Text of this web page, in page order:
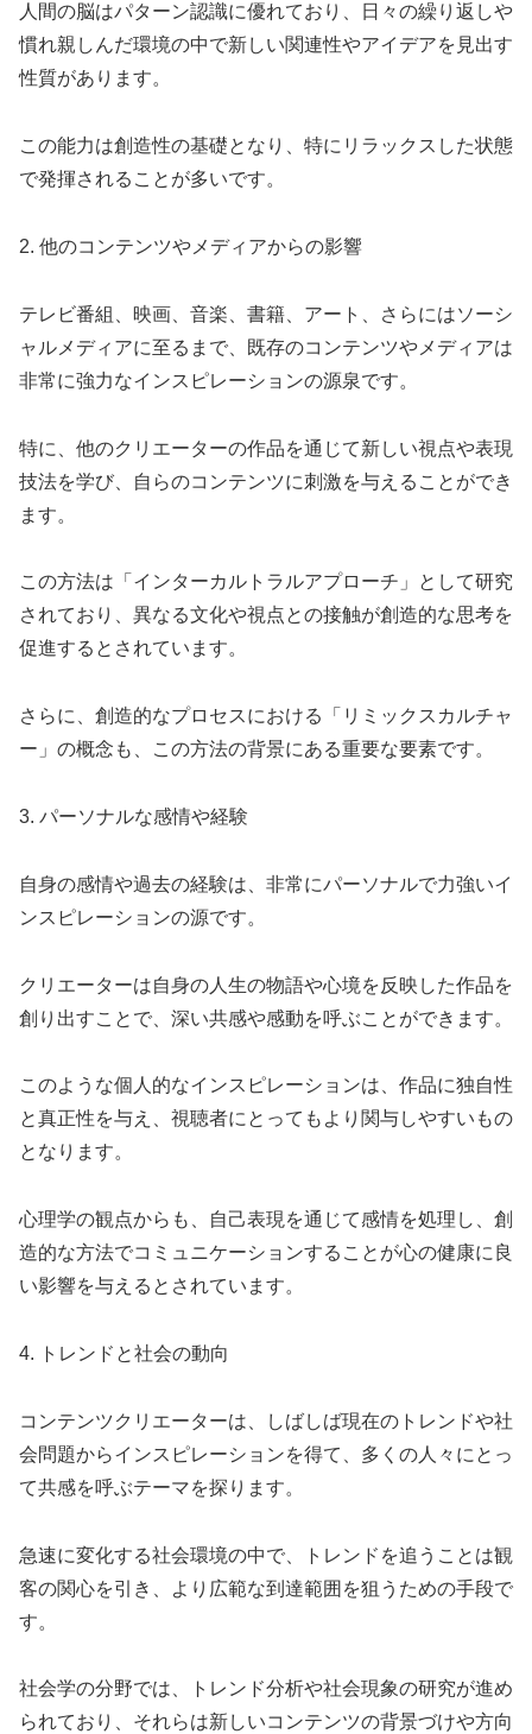
人間の脳はパターン認識に優れており、日々の繰り返しや
慣れ親しんだ環境の中で新しい関連性やアイデアを見出す
性質があります。
この能力は創造性の基礎となり、特にリラックスした状態
で発揮されることが多いです。
2. 他のコンテンツやメディアからの影響
テレビ番組、映画、音楽、書籍、アート、さらにはソーシ
ャルメディアに至るまで、既存のコンテンツやメディアは
非常に強力なインスピレーションの源泉です。
特に、他のクリエーターの作品を通じて新しい視点や表現
技法を学び、自らのコンテンツに刺激を与えることができ
ます。
この方法は「インターカルトラルアプローチ」として研究
されており、異なる文化や視点との接触が創造的な思考を
促進するとされています。
さらに、創造的なプロセスにおける「リミックスカルチャ
ー」の概念も、この方法の背景にある重要な要素です。
3. パーソナルな感情や経験
自身の感情や過去の経験は、非常にパーソナルで力強いイ
ンスピレーションの源です。
クリエーターは自身の人生の物語や心境を反映した作品を
創り出すことで、深い共感や感動を呼ぶことができます。
このような個人的なインスピレーションは、作品に独自性
と真正性を与え、視聴者にとってもより関与しやすいもの
となります。
心理学の観点からも、自己表現を通じて感情を処理し、創
造的な方法でコミュニケーションすることが心の健康に良
い影響を与えるとされています。
4. トレンドと社会の動向
コンテンツクリエーターは、しばしば現在のトレンドや社
会問題からインスピレーションを得て、多くの人々にとっ
て共感を呼ぶテーマを探ります。
急速に変化する社会環境の中で、トレンドを追うことは観
客の関心を引き、より広範な到達範囲を狙うための手段で
す。
社会学の分野では、トレンド分析や社会現象の研究が進め
られており、それらは新しいコンテンツの背景づけや方向